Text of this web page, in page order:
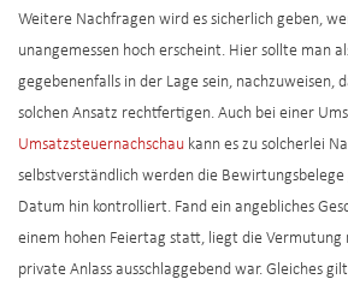
Weitere Nachfragen wird es sicherlich geben,
unangemessen hoch erscheint. Hier sollte man
gegebenenfalls in der Lage sein, nachzuweisen,
solchen Ansatz rechtfertigen. Auch bei einer
Umsatzsteuernachschau kann es zu solcherlei
selbstverständlich werden die Bewirtungsbelege
Datum hin kontrolliert. Fand ein angebliches
einem hohen Feiertag statt, liegt die Vermutung
private Anlass ausschlaggebend war. Gleiches